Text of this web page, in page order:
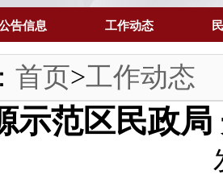
告信息 工作动态
首页>工作动态
示范区民政局